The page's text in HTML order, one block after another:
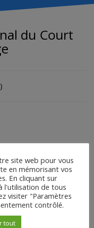
du Court
:
Symphorien-sur-Coise
site web pour vous
en mémorisant vos
En cliquant sur
l'utilisation de tous
visiter "Paramètres
contrôlé.
tout